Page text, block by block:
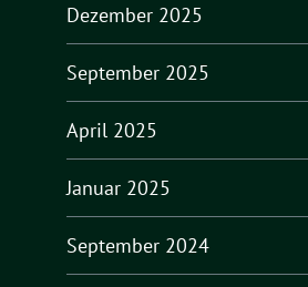
Dezember 2025
September 2025
April 2025
Januar 2025
September 2024